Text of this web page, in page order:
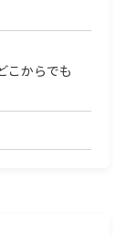
こからでも